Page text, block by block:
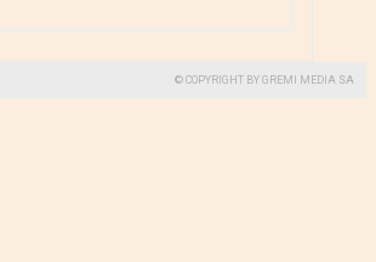
© COPYRIGHT BY GREMI MEDIA SA